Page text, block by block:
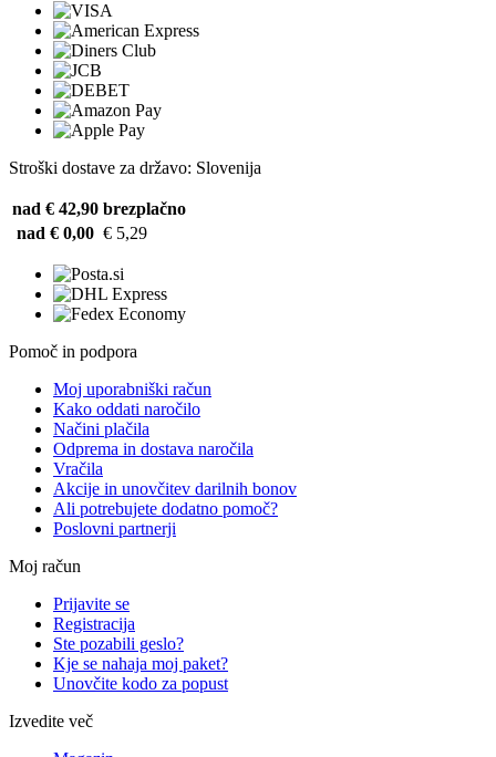
Stroški dostave za državo: Slovenija
nad € 42,90 brezplačno
nad € 0,00 € 5,29
Pomoč in podpora
Moj uporabniški račun
Kako oddati naročilo
Načini plačila
Odprema in dostava naročila
Vračila
Akcije in unovčitev darilnih bonov
Ali potrebujete dodatno pomoč?
Poslovni partnerji
Moj račun
Prijavite se
Registracija
Ste pozabili geslo?
Kje se nahaja moj paket?
Unovčite kodo za popust
Izvedite več